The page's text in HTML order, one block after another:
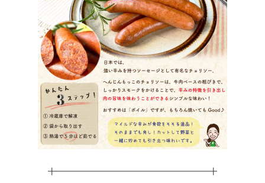
╋━━━━━━━━━━━━━━━━━━━━╋